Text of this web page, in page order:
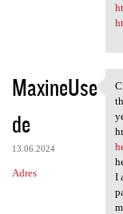
MaxineUse
de
13.06.2024
Adres
I